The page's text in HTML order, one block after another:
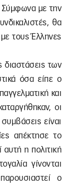
Σύμφωνα με την
θα
τους Έλληνες
διαστάσεις των
όσα είπε ο
και
οι
είναι
απέκτησε το
αυτή η πολιτική
γίνονται
ο